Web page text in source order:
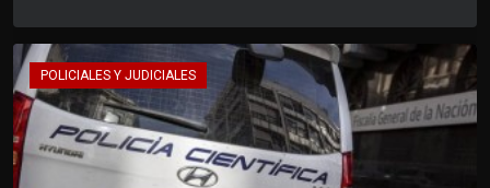
POLICIALES Y JUDICIALES